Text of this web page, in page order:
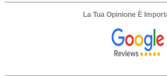
La Tua Opinione È